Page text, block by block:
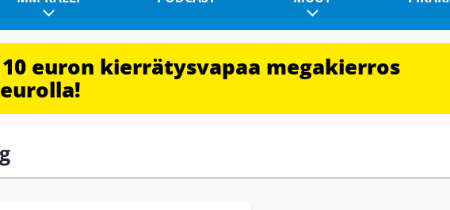
euron kierrätysvapaa megakierros